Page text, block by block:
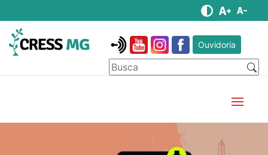
Ouvidoria